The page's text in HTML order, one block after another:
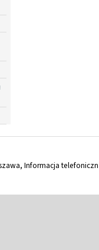
Informacja